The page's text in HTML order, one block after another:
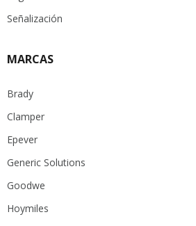
Señalización
MARCAS
Brady
Clamper
Epever
Generic Solutions
Goodwe
Hoymiles